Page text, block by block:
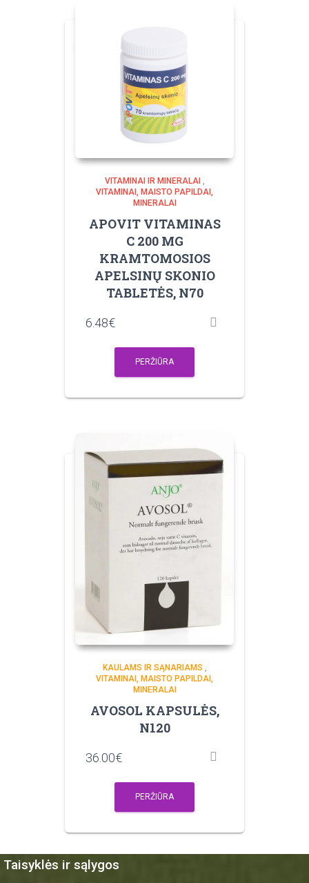
VITAMINAI IR MINERALAI ,
VITAMINAI, MAISTO PAPILDAI,
MINERALAI
APOVIT VITAMINAS
C 200 MG
KRAMTOMOSIOS
APELSINŲ SKONIO
TABLETĖS, N70
6.48€
PERŽIŪRA
KAULAMS IR SĄNARIAMS
VITAMINAI, MAISTO PAPILDAI,
MINERALAI
AVOSOL KAPSULĖS,
N120
36.00€
PERŽIŪRA
Taisyklės ir sąlygos